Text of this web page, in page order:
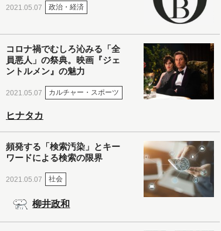
2021.05.07 政治・経済
コロナ禍でむしろ沁みる「全
員悪人」の祭典。映画『ジェ
ントルメン』の魅力
2021.05.07 カルチャー・スポーツ
ヒナタカ
頻発する「検索汚染」とキー
ワードによる検索の限界
2021.05.07 社会
柳井政和